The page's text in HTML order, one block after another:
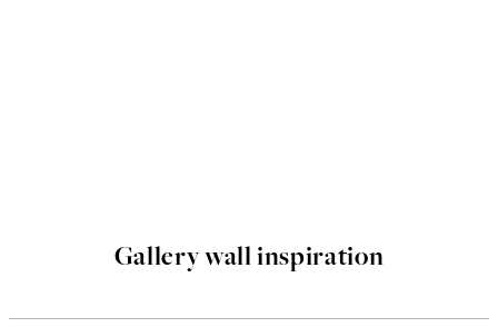
Gallery wall inspiration